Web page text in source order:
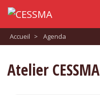
Accueil > Agenda
Atelier CESSMA